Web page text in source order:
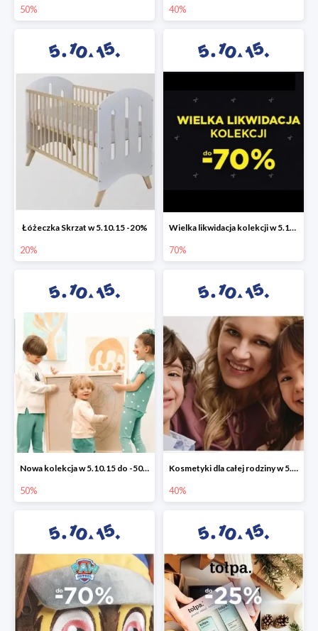
50% 40%
Łóżeczka Skrzat w 5.10.15 -20%
20%
Wielka likwidacja kolekcji w 5.10.15 do -70%
70%
Nowa kolekcja w 5.10.15 do -50%
50%
Kosmetyki dla całej rodziny w 5.10.15 do -40%
40%